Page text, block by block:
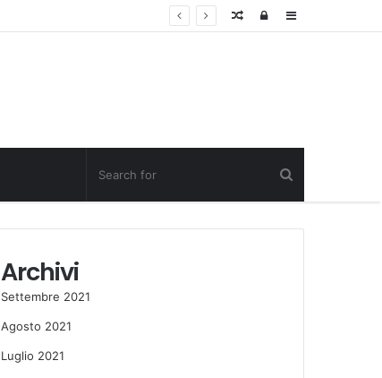
Sidebar
Log
Random
Archivi
Settembre 2021
Agosto 2021
Luglio 2021